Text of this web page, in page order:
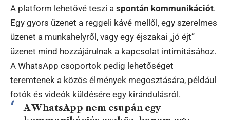
A platform lehetővé teszi a spontán kommunikációt.
Egy gyors üzenet a reggeli kávé mellől, egy szerelmes
üzenet a munkahelyről, vagy egy éjszakai „jó éjt”
üzenet mind hozzájárulnak a kapcsolat intimitásához.
A WhatsApp csoportok pedig lehetőséget
teremtenek a közös élmények megosztására, például
fotók és videók küldésére egy kirándulásról.
A WhatsApp nem csupán egy